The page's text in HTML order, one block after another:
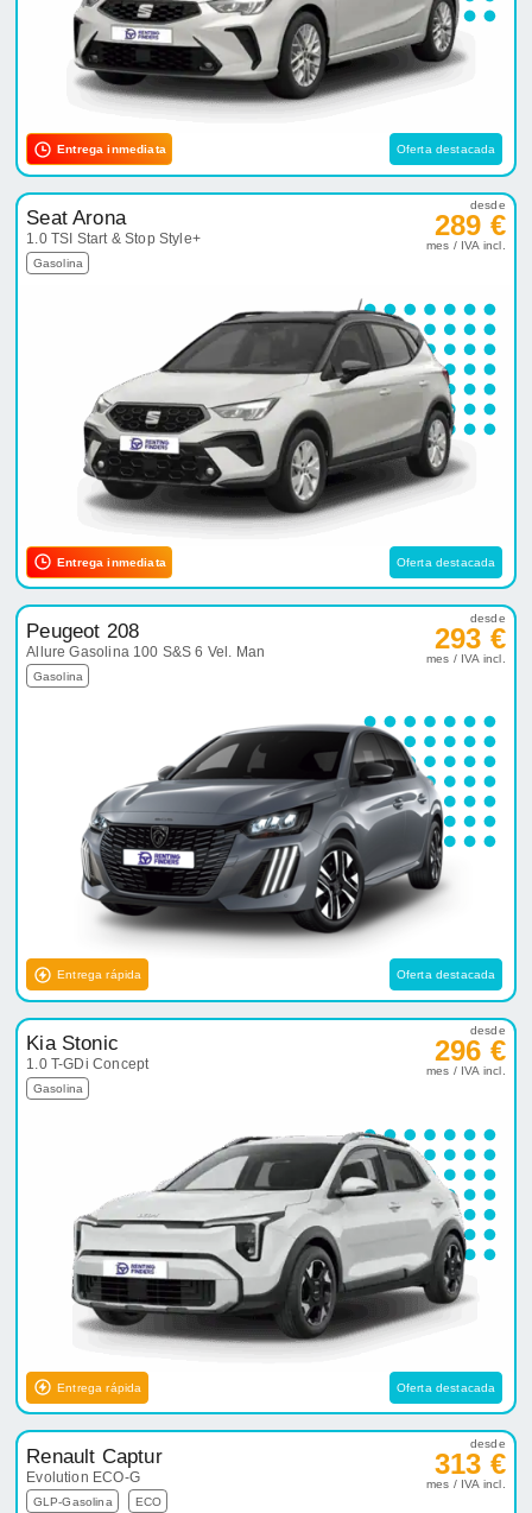
Entrega inmediata Oferta destacada
Seat Arona
1.0 TSI Start & Stop Style+
Gasolina
desde
289 €
mes / IVA incl.
Entrega inmediata Oferta destacada
Peugeot 208
Allure Gasolina 100 S&S 6 Vel. Man
Gasolina
desde
293 €
mes / IVA incl.
Entrega rápida Oferta destacada
Kia Stonic
1.0 T-GDi Concept
Gasolina
desde
296 €
mes / IVA incl.
Entrega rápida Oferta destacada
Renault Captur
Evolution ECO-G
GLP-Gasolina ECO
desde
313 €
mes / IVA incl.